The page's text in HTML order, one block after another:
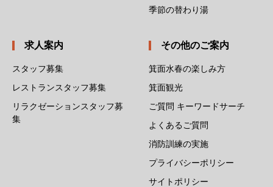
季節の替わり湯
求人案内
スタッフ募集
レストランスタッフ募集
リラクゼーションスタッフ募
集
その他のご案内
箕面水春の楽しみ方
箕面観光
ご質問 キーワードサーチ
よくあるご質問
消防訓練の実施
プライバシーポリシー
サイトポリシー